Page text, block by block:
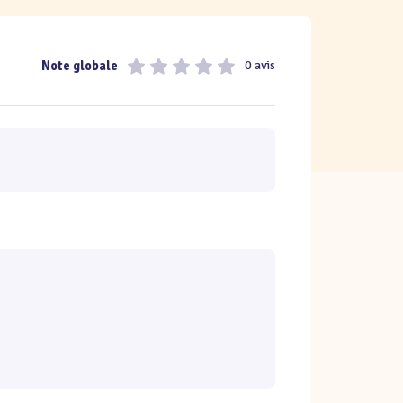
Note globale 0 avis